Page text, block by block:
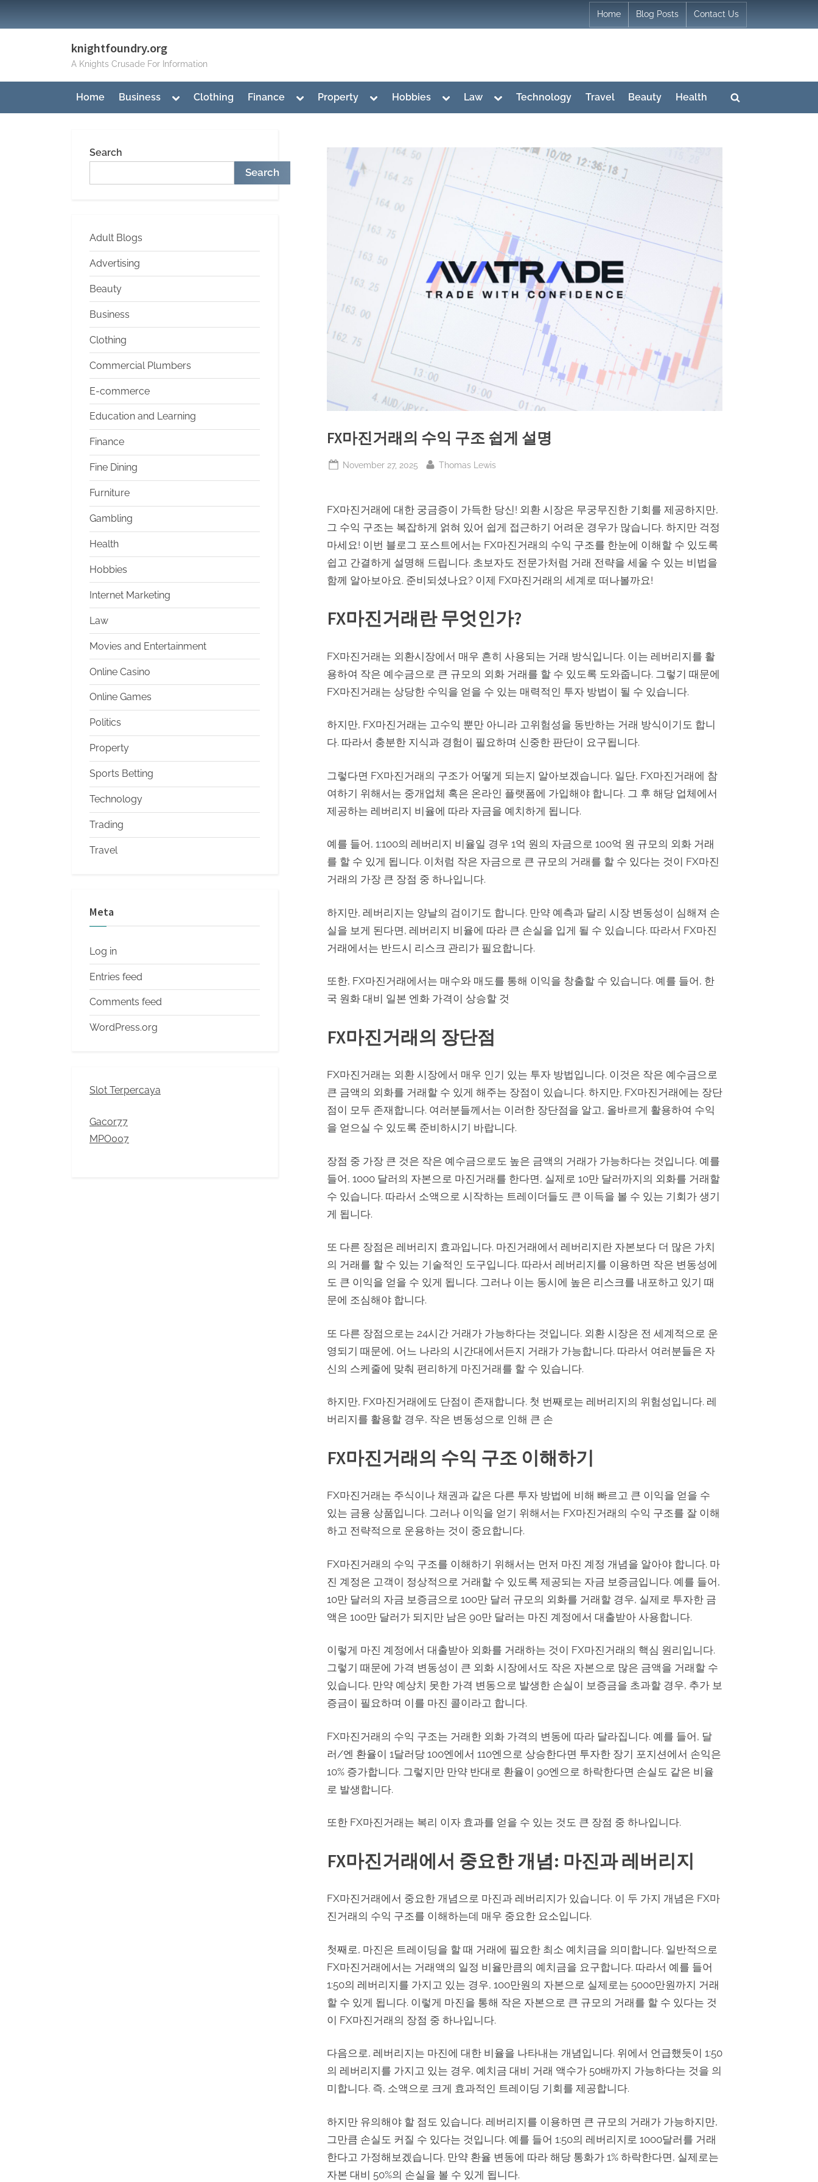
to
Home Blog Posts Contact Us
knightfoundry.org
A Knights Crusade For Information
Home Business
Toggle
menu
Clothing Finance
Toggle
menu
Property
Toggle
menu
Hobbies
Toggle
menu
Law
Toggle
menu
Technology Travel Beauty Health
Toggle
FX마진거래의 수익 구조 쉽게 설명
Posted
November 27, 2025 By
Thomas Lewis
FX마진거래에 대한 궁금증이 가득한 당신! 외환 시장은 무궁무진한 기회를 제공하지만,
그 수익 구조는 복잡하게 얽혀 있어 쉽게 접근하기 어려운 경우가 많습니다. 하지만 걱정
마세요! 이번 블로그 포스트에서는 FX마진거래의 수익 구조를 한눈에 이해할 수 있도록
쉽고 간결하게 설명해 드립니다. 초보자도 전문가처럼 거래 전략을 세울 수 있는 비법을
함께 알아보아요. 준비되셨나요? 이제 FX마진거래의 세계로 떠나볼까요!
FX마진거래란 무엇인가?
FX마진거래는 외환시장에서 매우 흔히 사용되는 거래 방식입니다. 이는 레버리지를 활
용하여 작은 예수금으로 큰 규모의 외화 거래를 할 수 있도록 도와줍니다. 그렇기 때문에
FX마진거래는 상당한 수익을 얻을 수 있는 매력적인 투자 방법이 될 수 있습니다.
하지만, FX마진거래는 고수익 뿐만 아니라 고위험성을 동반하는 거래 방식이기도 합니
다. 따라서 충분한 지식과 경험이 필요하며 신중한 판단이 요구됩니다.
그렇다면 FX마진거래의 구조가 어떻게 되는지 알아보겠습니다. 일단, FX마진거래에 참
여하기 위해서는 중개업체 혹은 온라인 플랫폼에 가입해야 합니다. 그 후 해당 업체에서
제공하는 레버리지 비율에 따라 자금을 예치하게 됩니다.
예를 들어, 1:100의 레버리지 비율일 경우 1억 원의 자금으로 100억 원 규모의 외화 거래
를 할 수 있게 됩니다. 이처럼 작은 자금으로 큰 규모의 거래를 할 수 있다는 것이 FX마진
거래의 가장 큰 장점 중 하나입니다.
하지만, 레버리지는 양날의 검이기도 합니다. 만약 예측과 달리 시장 변동성이 심해져 손
실을 보게 된다면, 레버리지 비율에 따라 큰 손실을 입게 될 수 있습니다. 따라서 FX마진
거래에서는 반드시 리스크 관리가 필요합니다.
또한, FX마진거래에서는 매수와 매도를 통해 이익을 창출할 수 있습니다. 예를 들어, 한
국 원화 대비 일본 엔화 가격이 상승할 것
FX마진거래의 장단점
FX마진거래는 외환 시장에서 매우 인기 있는 투자 방법입니다. 이것은 작은 예수금으로
큰 금액의 외화를 거래할 수 있게 해주는 장점이 있습니다. 하지만, FX마진거래에는 장단
점이 모두 존재합니다. 여러분들께서는 이러한 장단점을 알고, 올바르게 활용하여 수익
을 얻으실 수 있도록 준비하시기 바랍니다.
장점 중 가장 큰 것은 작은 예수금으로도 높은 금액의 거래가 가능하다는 것입니다. 예를
들어, 1000 달러의 자본으로 마진거래를 한다면, 실제로 10만 달러까지의 외화를 거래할
수 있습니다. 따라서 소액으로 시작하는 트레이더들도 큰 이득을 볼 수 있는 기회가 생기
게 됩니다.
또 다른 장점은 레버리지 효과입니다. 마진거래에서 레버리지란 자본보다 더 많은 가치
의 거래를 할 수 있는 기술적인 도구입니다. 따라서 레버리지를 이용하면 작은 변동성에
도 큰 이익을 얻을 수 있게 됩니다. 그러나 이는 동시에 높은 리스크를 내포하고 있기 때
문에 조심해야 합니다.
또 다른 장점으로는 24시간 거래가 가능하다는 것입니다. 외환 시장은 전 세계적으로 운
영되기 때문에, 어느 나라의 시간대에서든지 거래가 가능합니다. 따라서 여러분들은 자
신의 스케줄에 맞춰 편리하게 마진거래를 할 수 있습니다.
하지만, FX마진거래에도 단점이 존재합니다. 첫 번째로는 레버리지의 위험성입니다. 레
버리지를 활용할 경우, 작은 변동성으로 인해 큰 손
FX마진거래의 수익 구조 이해하기
FX마진거래는 주식이나 채권과 같은 다른 투자 방법에 비해 빠르고 큰 이익을 얻을 수
있는 금융 상품입니다. 그러나 이익을 얻기 위해서는 FX마진거래의 수익 구조를 잘 이해
하고 전략적으로 운용하는 것이 중요합니다.
FX마진거래의 수익 구조를 이해하기 위해서는 먼저 마진 계정 개념을 알아야 합니다. 마
진 계정은 고객이 정상적으로 거래할 수 있도록 제공되는 자금 보증금입니다. 예를 들어,
10만 달러의 자금 보증금으로 100만 달러 규모의 외화를 거래할 경우, 실제로 투자한 금
액은 100만 달러가 되지만 남은 90만 달러는 마진 계정에서 대출받아 사용합니다.
이렇게 마진 계정에서 대출받아 외화를 거래하는 것이 FX마진거래의 핵심 원리입니다.
그렇기 때문에 가격 변동성이 큰 외화 시장에서도 작은 자본으로 많은 금액을 거래할 수
있습니다. 만약 예상치 못한 가격 변동으로 발생한 손실이 보증금을 초과할 경우, 추가 보
증금이 필요하며 이를 마진 콜이라고 합니다.
FX마진거래의 수익 구조는 거래한 외화 가격의 변동에 따라 달라집니다. 예를 들어, 달
러/엔 환율이 1달러당 100엔에서 110엔으로 상승한다면 투자한 장기 포지션에서 손익은
10% 증가합니다. 그렇지만 만약 반대로 환율이 90엔으로 하락한다면 손실도 같은 비율
로 발생합니다.
또한 FX마진거래는 복리 이자 효과를 얻을 수 있는 것도 큰 장점 중 하나입니다.
FX마진거래에서 중요한 개념: 마진과 레버리지
FX마진거래에서 중요한 개념으로 마진과 레버리지가 있습니다. 이 두 가지 개념은 FX마
진거래의 수익 구조를 이해하는데 매우 중요한 요소입니다.
첫째로, 마진은 트레이딩을 할 때 거래에 필요한 최소 예치금을 의미합니다. 일반적으로
FX마진거래에서는 거래액의 일정 비율만큼의 예치금을 요구합니다. 따라서 예를 들어
1:50의 레버리지를 가지고 있는 경우, 100만원의 자본으로 실제로는 5000만원까지 거래
할 수 있게 됩니다. 이렇게 마진을 통해 작은 자본으로 큰 규모의 거래를 할 수 있다는 것
이 FX마진거래의 장점 중 하나입니다.
다음으로, 레버리지는 마진에 대한 비율을 나타내는 개념입니다. 위에서 언급했듯이 1:50
의 레버리지를 가지고 있는 경우, 예치금 대비 거래 액수가 50배까지 가능하다는 것을 의
미합니다. 즉, 소액으로 크게 효과적인 트레이딩 기회를 제공합니다.
하지만 유의해야 할 점도 있습니다. 레버리지를 이용하면 큰 규모의 거래가 가능하지만,
그만큼 손실도 커질 수 있다는 것입니다. 예를 들어 1:50의 레버리지로 1000달러를 거래
한다고 가정해보겠습니다. 만약 환율 변동에 따라 해당 통화가 1% 하락한다면, 실제로는
자본 대비 50%의 손실을 볼 수 있게 됩니다.
Search
Search
Adult Blogs
Advertising
Beauty
Business
Clothing
Commercial Plumbers
E-commerce
Education and Learning
Finance
Fine Dining
Furniture
Gambling
Health
Hobbies
Internet Marketing
Law
Movies and Entertainment
Online Casino
Online Games
Politics
Property
Sports Betting
Technology
Trading
Travel
Meta
Log in
Entries feed
Comments feed
WordPress.org
Slot Terpercaya
Gacor77
MPO007